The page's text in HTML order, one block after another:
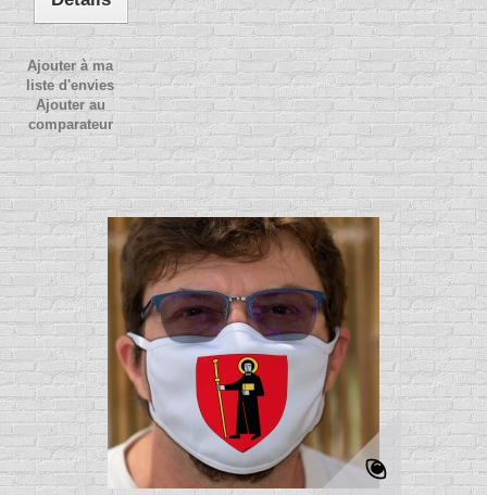
Ajouter à ma
liste d'envies
Ajouter au
comparateur